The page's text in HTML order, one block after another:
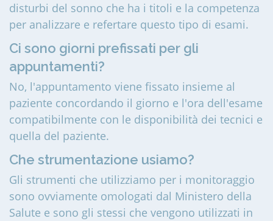
disturbi del sonno che ha i titoli e la competenza
per analizzare e refertare questo tipo di esami.
Ci sono giorni prefissati per gli
appuntamenti?
No, l'appuntamento viene fissato insieme al
paziente concordando il giorno e l'ora dell'esame
compatibilmente con le disponibilità dei tecnici e
quella del paziente.
Che strumentazione usiamo?
Gli strumenti che utilizziamo per i monitoraggio
sono ovviamente omologati dal Ministero della
Salute e sono gli stessi che vengono utilizzati in